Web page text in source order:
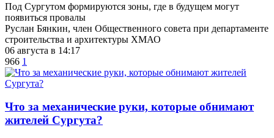
Под Сургутом формируются зоны, где в будущем могут
появиться провалы
Руслан Бянкин, член Общественного совета при департаменте
строительства и архитектуры ХМАО
06 августа в 14:17
966 1
​Что за механические руки, которые обнимают
жителей Сургута?